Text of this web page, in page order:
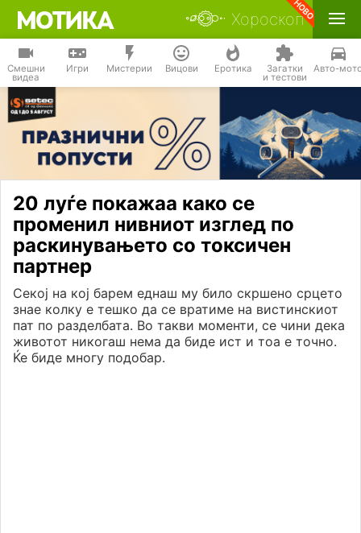
Хороскоп
Смешни
видеа
Игри Мистерии Вицови Еротика Загатки
и тестови
Авто-
20 луѓе покажаа како се
променил нивниот изглед по
раскинувањето со токсичен
партнер
Секој на кој барем еднаш му било скршено срцето
знае колку е тешко да се вратиме на вистинскиот
пат по разделбата. Во такви моменти, се чини дека
животот никогаш нема да биде ист и тоа е точно.
Ќе биде многу подобар.